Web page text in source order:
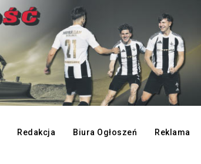
Redakcja Biura Ogłoszeń Reklama